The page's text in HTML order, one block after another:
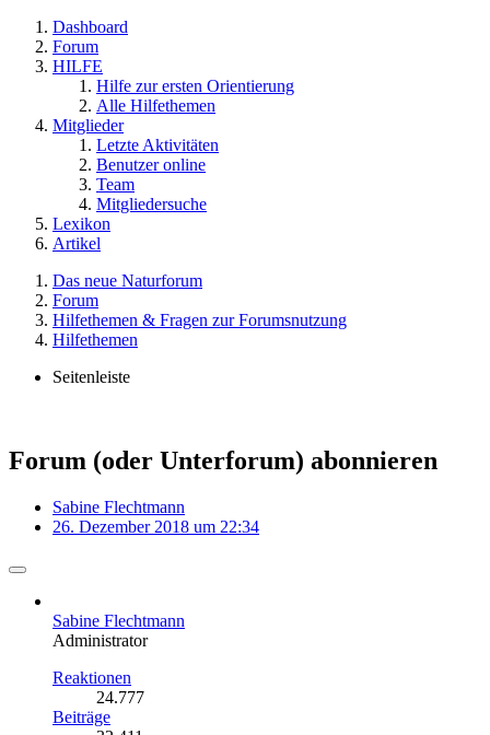
Dashboard
Forum
HILFE
Hilfe zur ersten Orientierung
Alle Hilfethemen
Mitglieder
Letzte Aktivitäten
Benutzer online
Team
Mitgliedersuche
Lexikon
Artikel
Das neue Naturforum
Forum
Hilfethemen & Fragen zur Forumsnutzung
Hilfethemen
Seitenleiste
Forum (oder Unterforum) abonnieren
Sabine Flechtmann
26. Dezember 2018 um 22:34
Sabine Flechtmann
Administrator
Reaktionen
24.777
Beiträge